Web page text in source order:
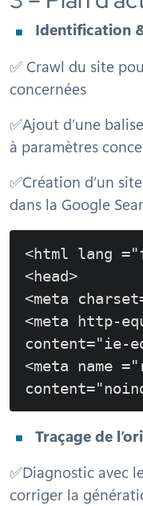
Identification
✅ Crawl du site
concernées
✅Ajout d’une
à paramètres
✅Création d’un
dans la Google
<html lang
<head>
<meta
<meta http-
content="ie-
<meta name
Traçage de
✅Diagnostic avec
corriger la